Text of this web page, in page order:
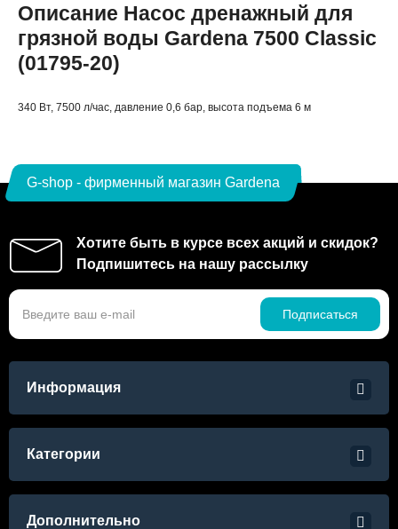
Описание Насос дренажный для
грязной воды Gardena 7500 Classic
(01795-20)
340 Вт, 7500 л/час, давление 0,6 бар, высота подъема 6 м
G-shop - фирменный магазин Gardena
Хотите быть в курсе всех акций и скидок?
Подпишитесь на нашу рассылку
Подписаться
Информация
Категории
Дополнительно